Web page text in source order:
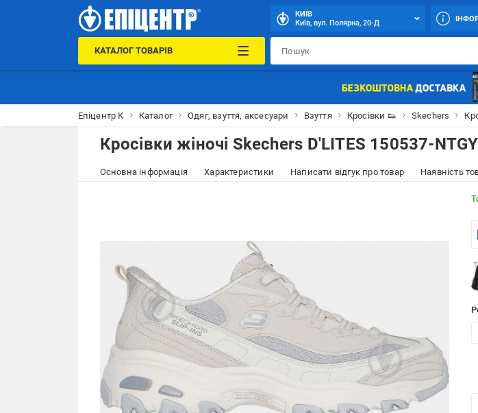
КИЇВ
Київ, вул. Полярна, 20-Д
КАТАЛОГ ТОВАРІВ
Епіцентр К Каталог Одяг, взуття, аксесуари Взуття Кросівки 👟 Skechers
Кросівки жіночі Skechers D'LITES 150537-
Основна інформація Характеристики Написати відгук про товар Наявність